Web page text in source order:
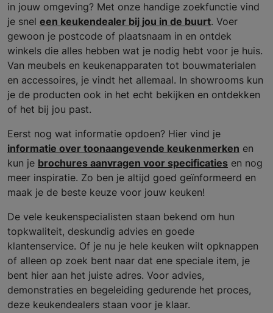
in jouw omgeving? Met onze handige zoekfunctie vind
je snel een keukendealer bij jou in de buurt. Voer
gewoon je postcode of plaatsnaam in en ontdek
winkels die alles hebben wat je nodig hebt voor je huis.
Van meubels en keukenapparaten tot bouwmaterialen
en accessoires, je vindt het allemaal. In showrooms kun
je de producten ook in het echt bekijken en ontdekken
of het bij jou past.
Eerst nog wat informatie opdoen? Hier vind je
informatie over toonaangevende keukenmerken en
kun je brochures aanvragen voor specificaties en nog
meer inspiratie. Zo ben je altijd goed geïnformeerd en
maak je de beste keuze voor jouw keuken!
De vele keukenspecialisten staan bekend om hun
topkwaliteit, deskundig advies en goede
klantenservice. Of je nu je hele keuken wilt opknappen
of alleen op zoek bent naar dat ene speciale item, je
bent hier aan het juiste adres. Voor advies,
demonstraties en begeleiding gedurende het proces,
deze keukendealers staan voor je klaar.